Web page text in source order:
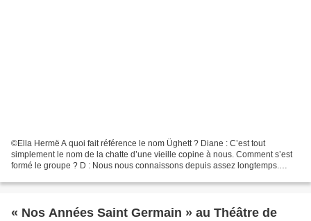
©Ella Hermë A quoi fait référence le nom Üghett ? Diane : C’est tout
simplement le nom de la chatte d’une vieille copine à nous. Comment s’est
formé le groupe ? D : Nous nous connaissons depuis assez longtemps.
« Nos Années Saint Germain » au Théâtre de